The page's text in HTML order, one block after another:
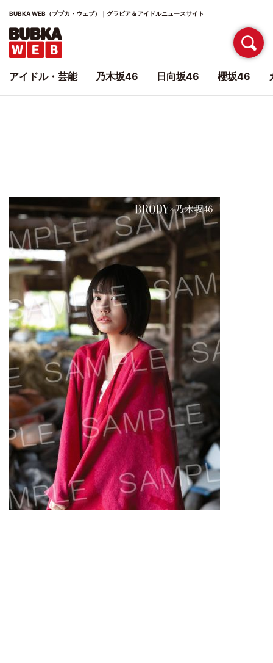
BUBKA WEB（ブブカ・ウェブ）｜グラビア＆アイドルニュースサイト
アイドル・芸能 乃木坂46 日向坂46 櫻坂46